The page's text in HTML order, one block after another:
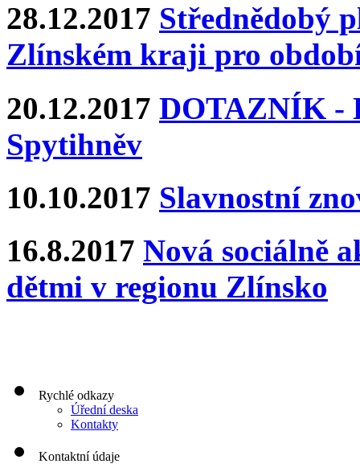
28.12.2017 Střednědobý
Zlínském kraji pro
20.12.2017 DOTAZNÍK -
Spytihněv
10.10.2017 Slavnostní
16.8.2017 Nová sociálně
dětmi v regionu Zlínsko
Rychlé odkazy
Úřední deska
Kontakty
Kontaktní údaje